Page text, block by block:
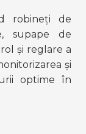
robineți de
supape de
și reglare a
și
optime în